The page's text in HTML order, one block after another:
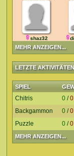
MEHR ANZEIGEN...
shaz32
LETZTE AKTIVITÄTEN
SPIEL
MEHR ANZEIGEN...
Chitris 0 /0
Backgammon
0 /0
Puzzle
0 /0